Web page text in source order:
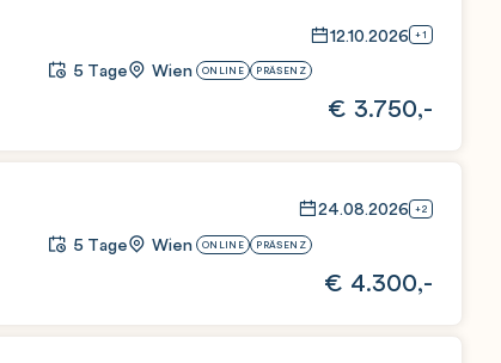
5 Tage Wien ONLINE PRÄSENZ
12.10.2026 +1
€ 3.750,-
5 Tage Wien ONLINE PRÄSENZ
24.08.2026 +2
€ 4.300,-